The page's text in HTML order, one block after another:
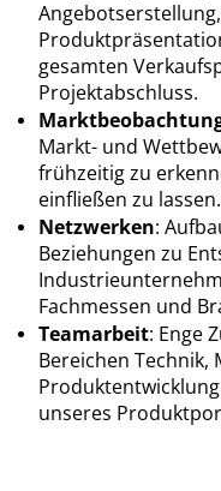
gesamten
Projektabschluss.
Markt- und
frühzeitig zu
einfließen zu lassen.
Netzwerken:
Beziehungen zu
Fachmessen und
Teamarbeit: Enge
Bereichen Technik,
unseres